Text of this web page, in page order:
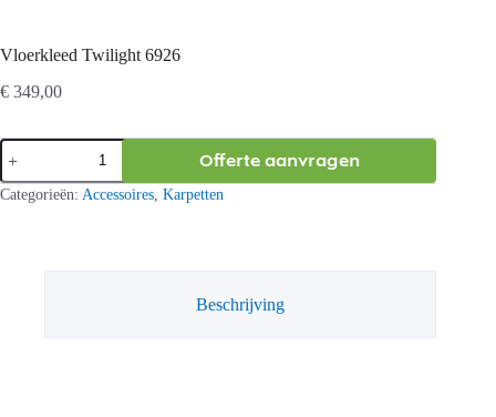
Vloerkleed Twilight 6926
€ 349,00
Vloerkleed
Twilight
6926
aantal
Offerte aanvragen
Categorieën: Accessoires Karpetten
Beschrijving